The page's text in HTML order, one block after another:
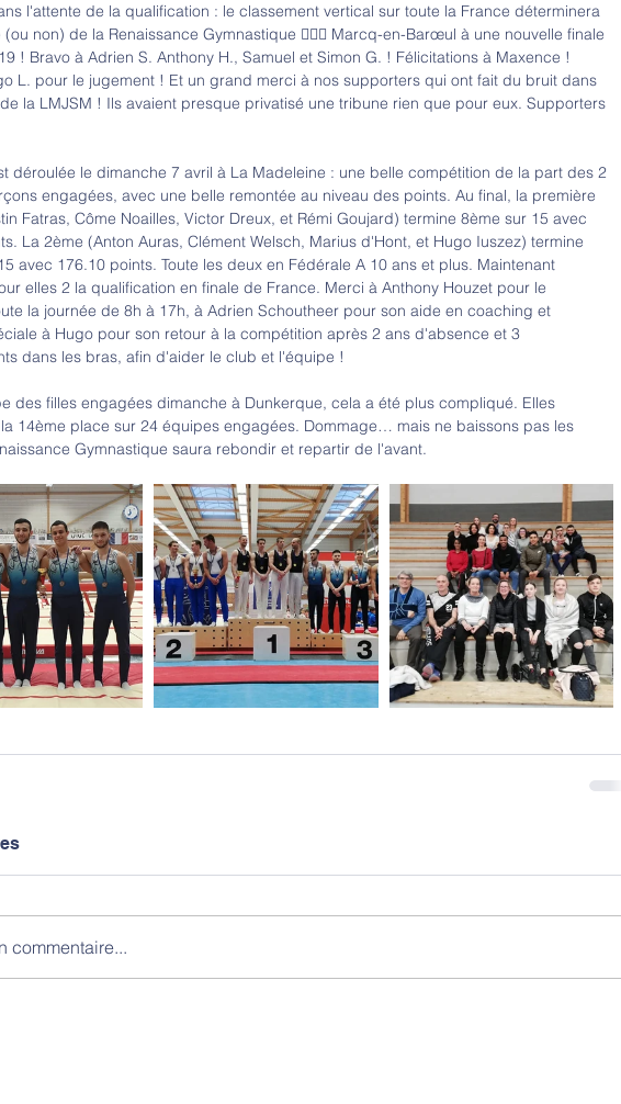
l'attente de la qualification : le classement vertical sur toute la France déterminera
non) de la Renaissance Gymnastique 🤸🏼‍♂️ Marcq-en-Barœul à une nouvelle finale
! Bravo à Adrien S. Anthony H., Samuel et Simon G. ! Félicitations à Maxence !
L. pour le jugement ! Et un grand merci à nos supporters qui ont fait du bruit dans
la LMJSM ! Ils avaient presque privatisé une tribune rien que pour eux. Supporters
déroulée le dimanche 7 avril à La Madeleine : une belle compétition de la part des 2
engagées, avec une belle remontée au niveau des points. Au final, la première
Fatras, Côme Noailles, Victor Dreux, et Rémi Goujard) termine 8ème sur 15 avec
La 2ème (Anton Auras, Clément Welsch, Marius d'Hont, et Hugo Iuszez) termine
avec 176.10 points. Toute les deux en Fédérale A 10 ans et plus. Maintenant
elles 2 la qualification en finale de France. Merci à Anthony Houzet pour le
la journée de 8h à 17h, à Adrien Schoutheer pour son aide en coaching et
à Hugo pour son retour à la compétition après 2 ans d'absence et 3
dans les bras, afin d'aider le club et l'équipe !
des filles engagées dimanche à Dunkerque, cela a été plus compliqué. Elles
14ème place sur 24 équipes engagées. Dommage… mais ne baissons pas les
Gymnastique saura rebondir et repartir de l'avant.
commentaire...